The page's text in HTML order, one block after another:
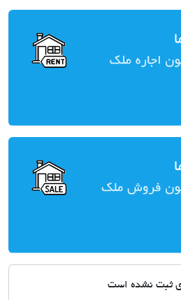
ثبت نشده است